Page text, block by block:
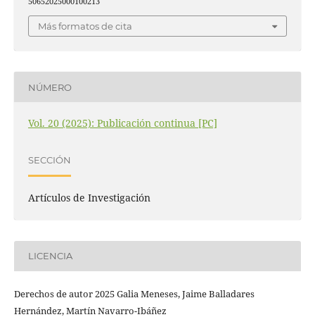
Más formatos de cita
NÚMERO
Vol. 20 (2025): Publicación continua [PC]
SECCIÓN
Artículos de Investigación
LICENCIA
Derechos de autor 2025 Galia Meneses, Jaime Balladares
Hernández, Martín Navarro-Ibáñez